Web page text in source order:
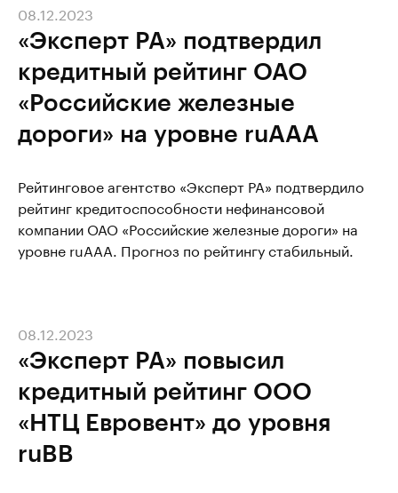
«Эксперт РА» подтвердил
кредитный рейтинг ОАО
«Российские железные
дороги» на уровне ruAAA
08.12.2023
Рейтинговое агентство «Эксперт РА» подтвердило
рейтинг кредитоспособности нефинансовой
компании ОАО «Российские железные дороги» на
уровне ruAAA. Прогноз по рейтингу стабильный.
«Эксперт РА» повысил
кредитный рейтинг ООО
«НТЦ Евровент» до уровня
ruBB
08.12.2023